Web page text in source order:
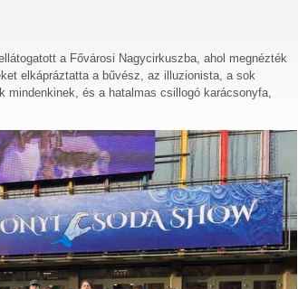
a Fővárosi Nagycirkuszba, ahol megnézték
elkápráztatta a bűvész, az illuzionista, a sok
mindenkinek, és a hatalmas csillogó karácsonyfa,